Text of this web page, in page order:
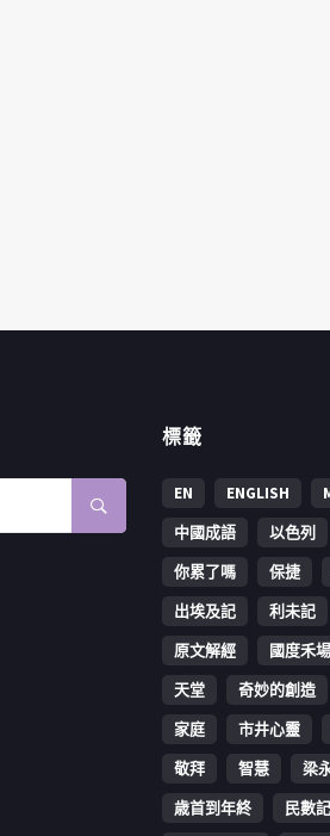
標籤
EN ENGLISH
中國成語
以色列
你累了嗎
保捷
出埃及記
利未記
原文解經
國度禾
天堂
奇妙的創造
家庭
市井心靈
敬拜
智慧
梁
歳首到年終
民數記